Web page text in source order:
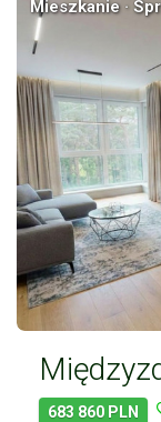
Mieszkanie ·
683 860 PLN